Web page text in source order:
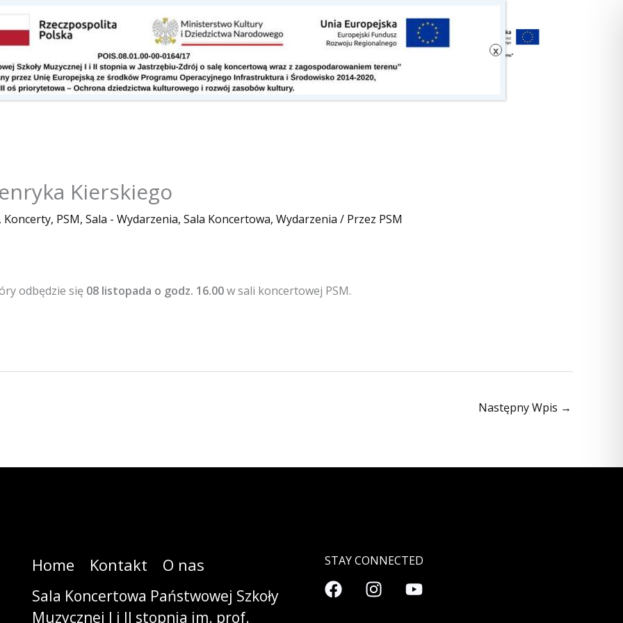
Kontakt Do pobrania
Kierskiego
, Koncerty, PSM, Sala - Wydarzenia, Sala Koncertowa, Wydarzenia / Przez PSM
odbędzie się 08 listopada o godz. 16.00w sali koncertowej PSM.
Następny Wpis →
Home Kontakt O nas
Sala Koncertowa Państwowej Szkoły
Muzycznej I i II stopnia im. prof.
STAY CONNECTED